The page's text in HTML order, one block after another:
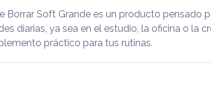
Borrar Soft Grande es un producto pensado
diarias, ya sea en el estudio, la oficina o la
práctico para tus rutinas.